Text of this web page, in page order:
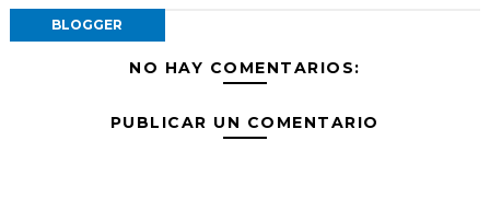
BLOGGER
NO HAY COMENTARIOS:
PUBLICAR UN COMENTARIO